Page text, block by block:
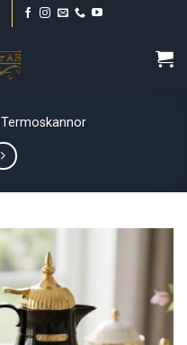
Termoskannor